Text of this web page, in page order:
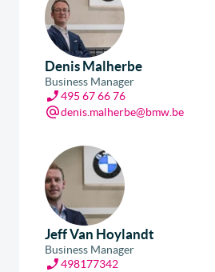
Denis Malherbe
Business Manager
495 67 66 76
denis.malherbe@bmw.be
Jeff Van Hoylandt
Business Manager
498177342